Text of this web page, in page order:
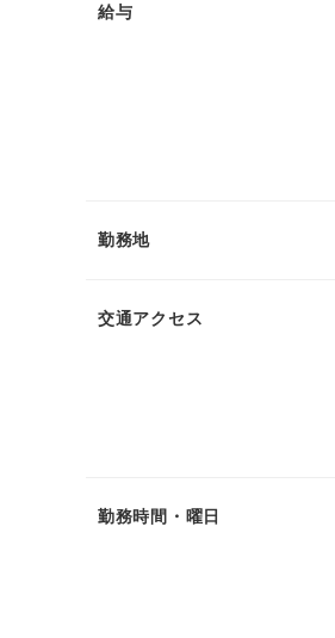
給与
勤務地
交通アクセス
勤務時間・曜日